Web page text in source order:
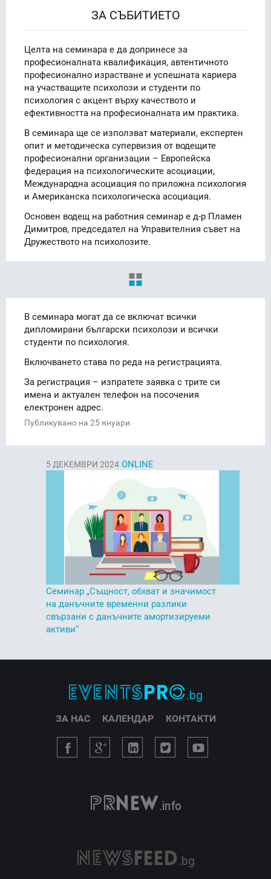
ЗА СЪБИТИЕТО
Целта на семинара е да допринесе за
професионалната квалификация, автентичното
професионално израстване и успешната кариера
на участващите психолози и студенти по
психология с акцент върху качеството и
ефективността на професионалната им практика.
В семинара ще се използват материали, експертен
опит и методическа супервизия от водещите
професионални организации – Европейска
федерация на психологическите асоциации,
Международна асоциация по приложна психология
и Американска психологическа асоциация.
Основен водещ на работния семинар е д-р Пламен
Димитров, председател на Управителния съвет на
Дружеството на психолозите.
В семинара могат да се включат всички
дипломирани български психолози и всички
студенти по психология.
Включването става по реда на регистрацията.
За регистрация – изпратете заявка с трите си
имена и актуален телефон на посочения
електронен адрес.
Публикувано на 25 януари
5 ДЕКЕМВРИ 2024 ONLINE
Семинар „Същност, обхват и значимост
на данъчните временни разлики
свързани с данъчните амортизируеми
активи“
ЗА НАС КАЛЕНДАР КОНТАКТИ